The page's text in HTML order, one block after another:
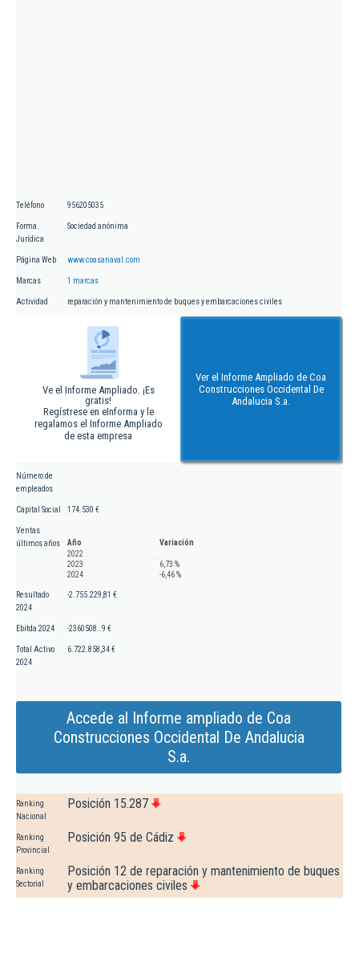
Teléfono 956205035
Forma
Jurídica
Sociedad anónima
Página Web www.coasanaval.com
Marcas 1 marcas
Actividad reparación y mantenimiento de buques y embarcaciones civiles
Ve el Informe Ampliado. ¡Es
gratis!
Regístrese en eInforma y le
regalamos el Informe Ampliado
de esta empresa
Ver el Informe Ampliado de Coa
Construcciones Occidental De
Andalucia S.a.
Número de
empleados
Capital Social 174.530 €
Ventas
últimos años
Año
Variación
2022
2023
6,73 %
2024
-6,46 %
Resultado
2024
-2.755.229,81 €
Ebitda 2024 -2360508..9 €
Total Activo
2024
6.722.858,34 €
Accede al Informe ampliado de Coa
Construcciones Occidental De Andalucia
S.a.
Ranking
Nacional
Posición 15.287
Ranking
Provincial
Posición 95 de Cádiz
Ranking
Sectorial
Posición 12 de reparación y mantenimiento de buques
y embarcaciones civiles